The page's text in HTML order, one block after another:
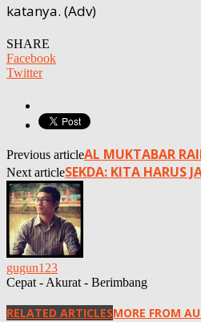
katanya. (Adv)
SHARE
Facebook
Twitter
Previous articleAL MUKTABAR
Next articleSEKDA: KITA HARUS
gugun123
Cepat - Akurat - Berimbang
RELATED ARTICLESMORE FROM